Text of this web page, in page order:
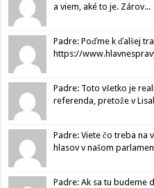
a viem, aké to je. Zárov...
Padre: Poďme k ďalšej
https://
Padre: Toto všetko je
referenda, pretože v
Padre: Viete čo treba na
hlasov v našom
Padre: Ak sa tu budeme